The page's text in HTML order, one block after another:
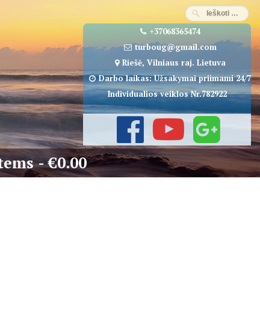
+37068365474
turboug@gmail.com
Riešė, Vilniaus raj. Lietuva
Darbo laikas: Užsakymai priimami 24/7
Individualios veiklos Nr.782922
€0.00